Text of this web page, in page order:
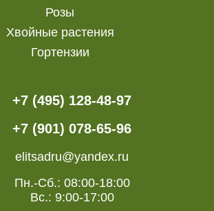
Розы
Хвойные растения
Гортензии
+7 (495) 128-48-97
+7 (901) 078-65-96
elitsadru@yandex.ru
Пн.-Сб.: 08:00-18:00
Вс.: 9:00-17:00